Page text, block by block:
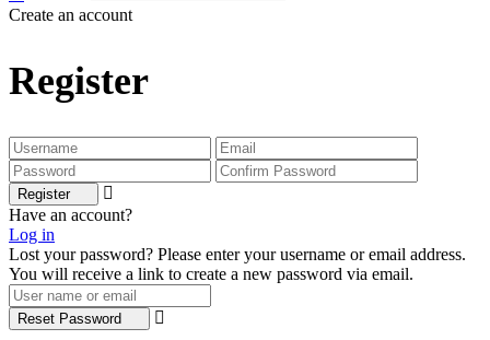
Create an account
Register
Register
Have an account?
Log in
Lost your password? Please enter your username or email address.
You will receive a link to create a new password via email.
Reset Password